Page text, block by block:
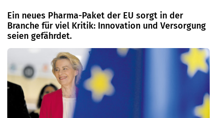
Ein neues Pharma-Paket der EU sorgt in der
Branche für viel Kritik: Innovation und Versorgung
seien gefährdet.